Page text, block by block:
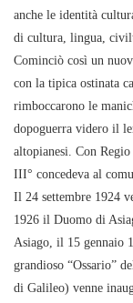
anche le identità
di cultura, lingua,
Cominciò così un
con la tipica ostinata
rimboccarono le
dopoguerra videro il
altopianesi. Con
III° concedeva al
Il 24 settembre 1924
1926 il Duomo di
Asiago, il 15 gennaio
grandioso “Ossario”
di Galileo) venne